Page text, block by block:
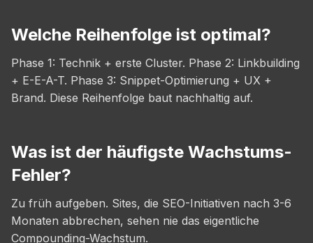
Welche Reihenfolge ist optimal?
Phase 1: Technik + erste Cluster. Phase 2: Linkbuilding
+ E-E-A-T. Phase 3: Snippet-Optimierung + UX +
Brand. Diese Reihenfolge baut nachhaltig auf.
Was ist der häufigste Wachstums-
Fehler?
Zu früh aufgeben. Sites, die SEO-Initiativen nach 3-6
Monaten abbrechen, sehen nie das eigentliche
Compounding-Wachstum.